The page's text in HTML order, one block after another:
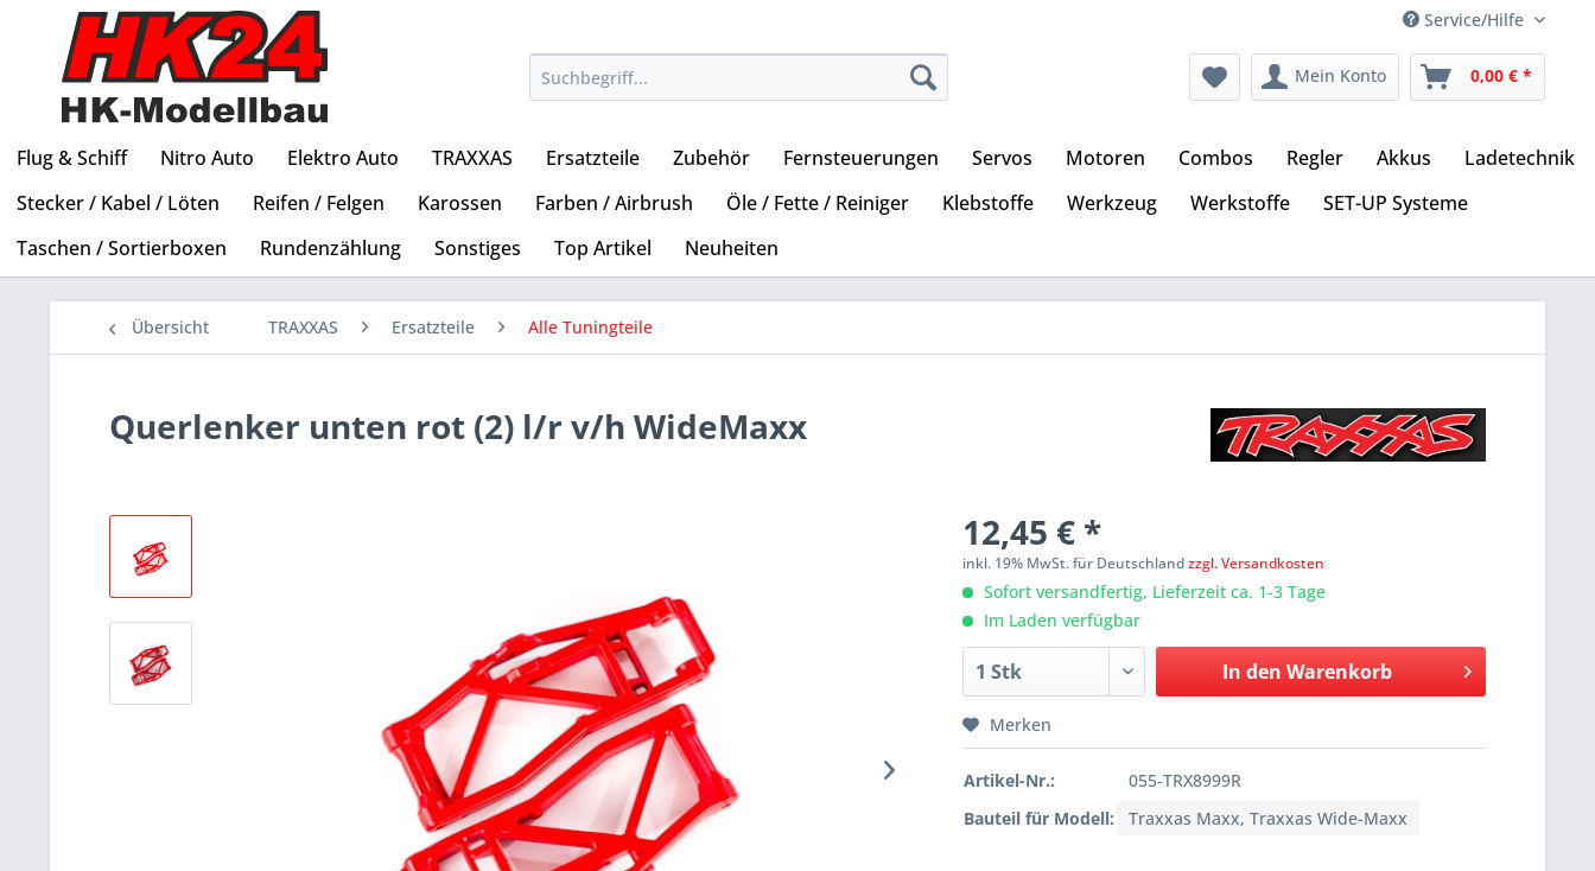
Service/Hilfe
Mein Konto 0,00 € *
Flug & Schiff Nitro Auto Elektro Auto TRAXXAS Ersatzteile Zubehör Fernsteuerungen Servos Motoren Combos Regler Akkus
Ladetechnik
Stecker / Kabel / Löten
Reifen / Felgen Karossen Farben / Airbrush Öle / Fette / Reiniger Klebstoffe Werkzeug Werkstoffe
SET-UP Systeme
Taschen / Sortierboxen
Rundenzählung Sonstiges Top Artikel Neuheiten
Übersicht TRAXXAS Ersatzteile Alle Tuningteile
Querlenker unten rot (2) l/r v/h WideMaxx
12,45 € *
inkl. 19% MwSt. für Deutschlandzzgl. Versandkosten
Sofort versandfertig, Lieferzeit ca. 1-3 Tage
Im Laden verfügbar
In den Warenkorb
Merken
Artikel-Nr.:
055-TRX8999R
Bauteil für Modell:
Traxxas Maxx, Traxxas Wide-Maxx